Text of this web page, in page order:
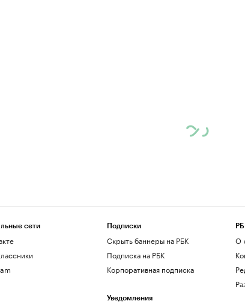
сети Подписки
Скрыть баннеры на РБК
Подписка на РБК
Корпоративная подписка
Уведомления
О